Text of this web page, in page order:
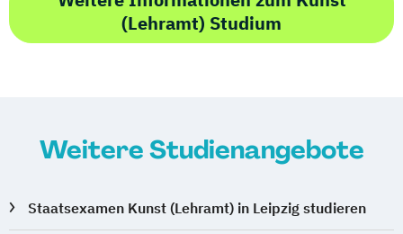
(Lehramt) Studium
Weitere Studienangebote
Staatsexamen Kunst (Lehramt) in Leipzig studieren